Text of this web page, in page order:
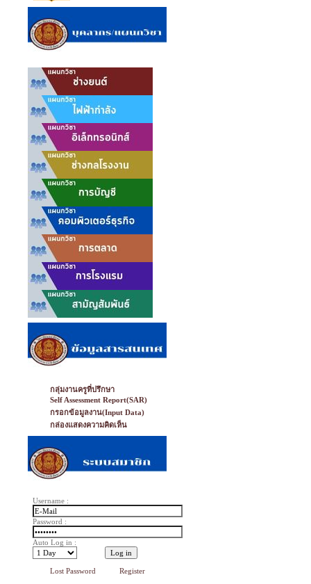
กลุ่มงานครูที่ปรึกษา
Self Assessment Report(SAR)
กรอกข้อมูลงาน(Input Data)
กล่องแสดงความคิดเห็น
Username :
Password :
Auto Log in :
Lost Password Register